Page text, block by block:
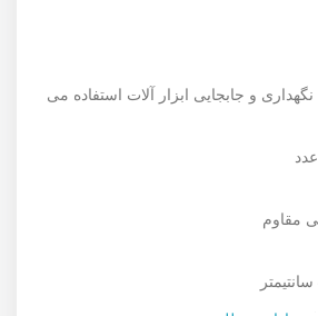
نگهداری و جابجایی ابزار آلات استفاده می
مقاوم